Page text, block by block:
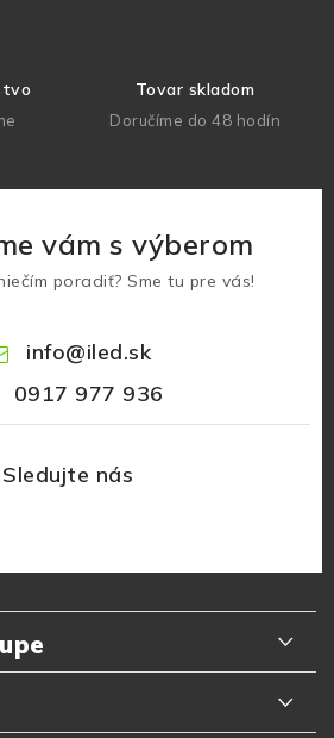
Tovar skladom
Doručíme do 48 hodín
vám s výberom
poradiť? Sme tu pre vás!
info@iled.sk
0917 977 936